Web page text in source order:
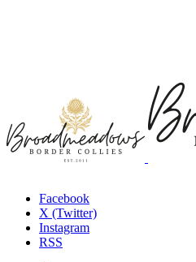
Facebook
X (Twitter)
Instagram
RSS